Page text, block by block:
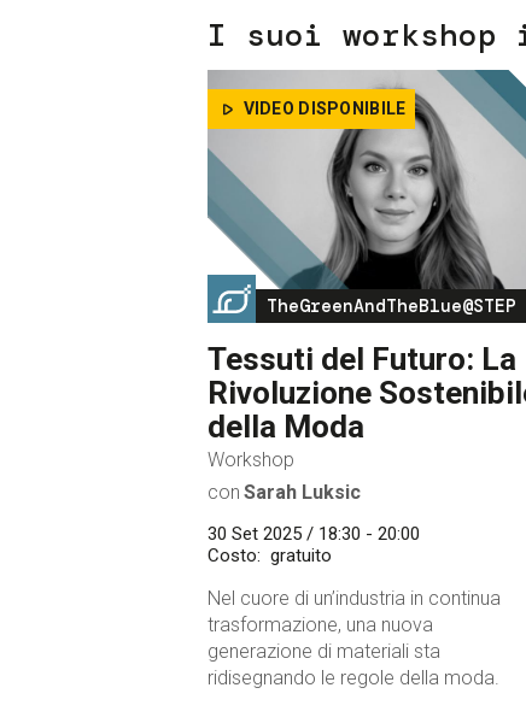
I suoi workshop
VIDEO DISPONIBILE
Image
TheGreenAndTheBlue@STEP
Tessuti del Futuro: La
Rivoluzione
della Moda
Workshop
con Sarah Luksic
30 Set 2025 / 18:30 - 20:00
Costo
gratuito
Nel cuore di un’industria in continua
trasformazione, una nuova
generazione di materiali sta
ridisegnando le regole della moda.